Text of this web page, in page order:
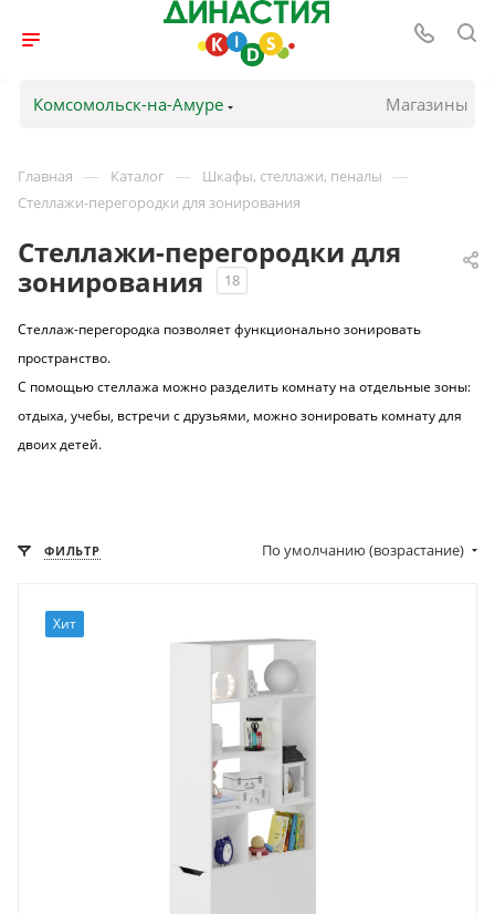
Комсомольск-на-Амуре Магазины
Главная — Каталог — Шкафы, стеллажи, пеналы —
Стеллажи-перегородки для зонирования
Стеллажи-перегородки для
зонирования
18
Стеллаж-перегородка позволяет функционально зонировать
пространство.
С помощью стеллажа можно разделить комнату на отдельные зоны:
отдыха, учебы, встречи с друзьями, можно зонировать комнату для
двоих детей.
ФИЛЬТР По умолчанию (возрастание)
Хит